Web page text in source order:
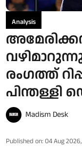
Analysis
രംഗത്ത്
പിന്തള്ളി
Madism Desk
Published on: 04 Aug